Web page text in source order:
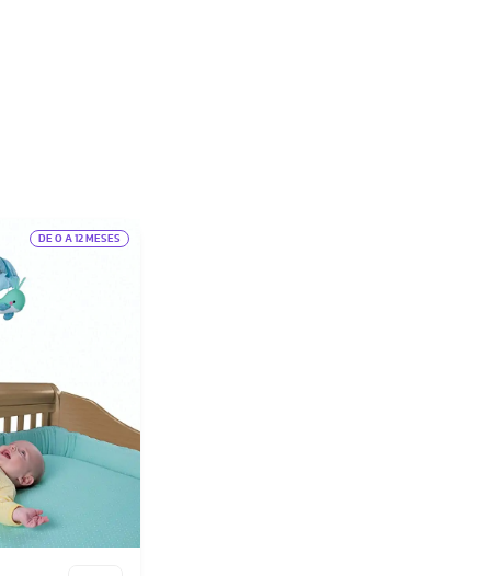
DE 0 A 12 MESES